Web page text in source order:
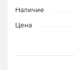
Наличие
Цена